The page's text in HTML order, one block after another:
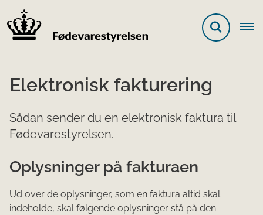
Elektronisk fakturering
Sådan sender du en elektronisk faktura til
Fødevarestyrelsen.
Oplysninger på fakturaen​
Ud over de oplysninger, som en faktura altid skal
indeholde, skal følgende oplysninger stå på den